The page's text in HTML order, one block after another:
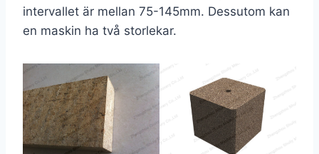
intervallet är mellan 75-145mm. Dessutom kan
en maskin ha två storlekar.